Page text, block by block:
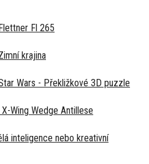
Fl 265
krajina
Wars - Překližkové 3D puzzle
Wing Wedge Antillese
inteligence nebo kreativní